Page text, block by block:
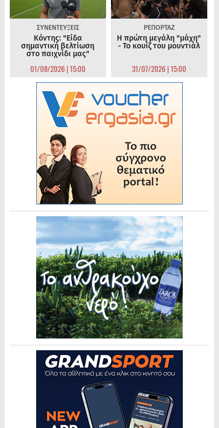
ΣΥΝΕΝΤΕΥΞΕΙΣ
Κόντης: "Είδα
σημαντική βελτίωση
στο παιχνίδι μας"
01/08/2026 | 15:00
ΡΕΠΟΡΤΑΖ
Η πρώτη μεγάλη "μάχη"
- Το κουίζ του μουντιάλ
31/07/2026 | 15:00